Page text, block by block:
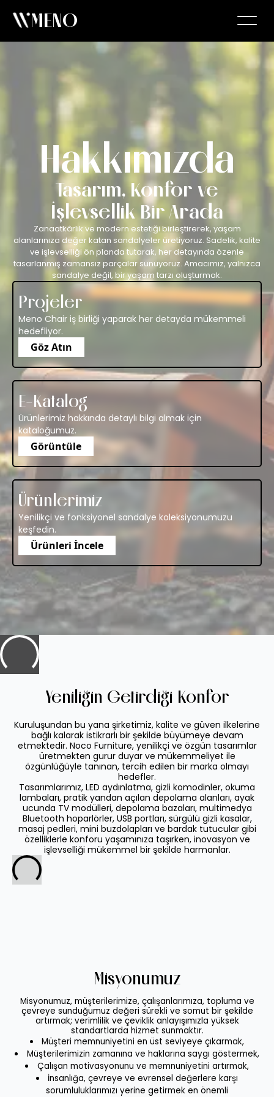
MENO
Hakkımızda
Tasarım, Konfor ve
İşlevsellik Bir Arada
Zanaatkârlık ve modern estetiği birleştirerek, yaşam
alanlarınıza değer katan sandalyeler üretiyoruz. Sadelik, kalite
ve işlevselliği ön planda tutarak, her detayında özenle
tasarlanmış zamansız parçalar sunuyoruz. Amacımız, yalnızca
sandalye değil, bir yaşam tarzı oluşturmak.
Projeler
Meno Chair iş birliği yaparak her detayda mükemmeli
hedefliyor.
Göz Atın
E-Katalog
Ürünlerimiz hakkında detaylı bilgi almak için
kataloğumuz.
Görüntüle
Ürünlerimiz
Yenilikçi ve fonksiyonel sandalye koleksiyonumuzu
keşfedin.
Ürünleri İncele
Yeniliğin Getirdiği Konfor
Kuruluşundan bu yana şirketimiz, kalite ve güven ilkelerine
bağlı kalarak istikrarlı bir şekilde büyümeye devam
etmektedir. Noco Furniture, yenilikçi ve özgün tasarımlar
üretmekten gurur duyar ve mükemmeliyet ile
özgünlüğüyle tanınan, tercih edilen bir marka olmayı
hedefler.
Tasarımlarımız, LED aydınlatma, gizli komodinler, okuma
lambaları, pratik yandan açılan depolama alanları, ayak
ucunda TV modülleri, depolama bazaları, multimedya
Bluetooth hoparlörler, USB portları, sürgülü gizli kasalar,
masaj pedleri, mini buzdolapları ve bardak tutucular gibi
özelliklerle konforu yaşamınıza taşırken, inovasyon ve
işlevselliği mükemmel bir şekilde harmanlar.
Misyonumuz
Misyonumuz, müşterilerimize, çalışanlarımıza, topluma ve
çevreye sunduğumuz değeri sürekli ve somut bir şekilde
artırmak; verimlilik ve çeviklik anlayışımızla yüksek
standartlarda hizmet sunmaktır.
Müşteri memnuniyetini en üst seviyeye çıkarmak,
Müşterilerimizin zamanına ve haklarına saygı göstermek,
Çalışan motivasyonunu ve memnuniyetini artırmak,
İnsanlığa, çevreye ve evrensel değerlere karşı
sorumluluklarımızı yerine getirmek en önemli